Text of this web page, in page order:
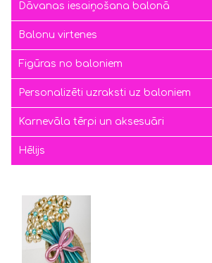
Dāvanas iesaiņošana balonā
Balonu virtenes
Figūras no baloniem
Personalizēti uzraksti uz baloniem
Karnevāla tērpi un aksesuāri
Hēlijs